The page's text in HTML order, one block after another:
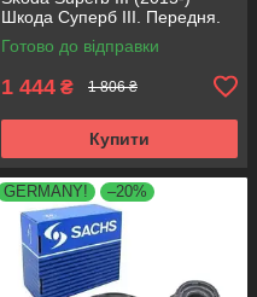
Шкода Суперб III. Передня.
803024 , KB657.27 ,
VKDA35167
Готово до відправки
1 444 ₴ 1 806 ₴
Купити
GERMANY! –20%